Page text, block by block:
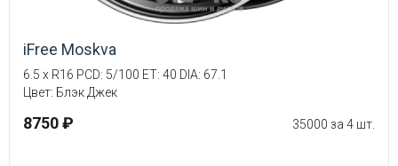
iFree Moskva
6.5 x R16 PCD: 5/100 ET: 40 DIA: 67.1
Цвет: Блэк Джек
8750 ₽ 35000 за 4 шт.